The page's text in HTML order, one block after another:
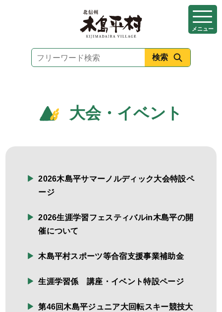
メニュー
大会・イベント
2026木島平サマーノルディック大会特設ペ
ージ
2026生涯学習フェスティバルin木島平の開
催について
木島平村スポーツ等合宿支援事業補助金
生涯学習係 講座・イベント特設ページ
第46回木島平ジュニア大回転スキー競技大